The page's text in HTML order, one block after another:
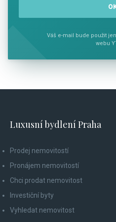
Váš e-mail bude použit
webu
Luxusní bydlení Praha
Prodej nemovitostí
Pronájem nemovitostí
Chci prodat nemovitost
Investiční byty
Vyhledat nemovitost